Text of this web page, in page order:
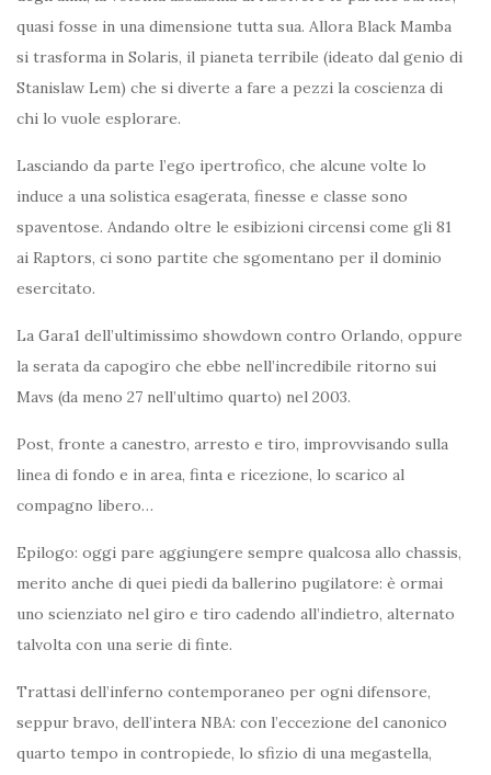
quasi fosse in una dimensione tutta sua. Allora Black Mamba
si trasforma in Solaris, il pianeta terribile (ideato dal genio di
Stanislaw Lem) che si diverte a fare a pezzi la coscienza di
chi lo vuole esplorare.
Lasciando da parte l’ego ipertrofico, che alcune volte lo
induce a una solistica esagerata, finesse e classe sono
spaventose. Andando oltre le esibizioni circensi come gli 81
ai Raptors, ci sono partite che sgomentano per il dominio
esercitato.
La Gara1 dell’ultimissimo showdown contro Orlando, oppure
la serata da capogiro che ebbe nell’incredibile ritorno sui
Mavs (da meno 27 nell’ultimo quarto) nel 2003.
Post, fronte a canestro, arresto e tiro, improvvisando sulla
linea di fondo e in area, finta e ricezione, lo scarico al
compagno libero…
Epilogo: oggi pare aggiungere sempre qualcosa allo chassis,
merito anche di quei piedi da ballerino pugilatore: è ormai
uno scienziato nel giro e tiro cadendo all’indietro, alternato
talvolta con una serie di finte.
Trattasi dell’inferno contemporaneo per ogni difensore,
seppur bravo, dell’intera NBA: con l’eccezione del canonico
quarto tempo in contropiede, lo sfizio di una megastella,